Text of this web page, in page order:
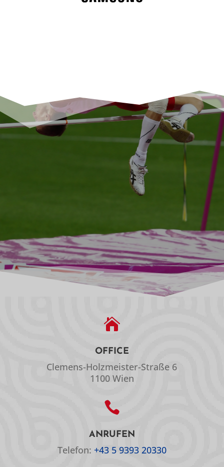

OFFICE
Clemens-Holzmeister-Straße 6
1100 Wien

ANRUFEN
Telefon: +43 5 9393 20330